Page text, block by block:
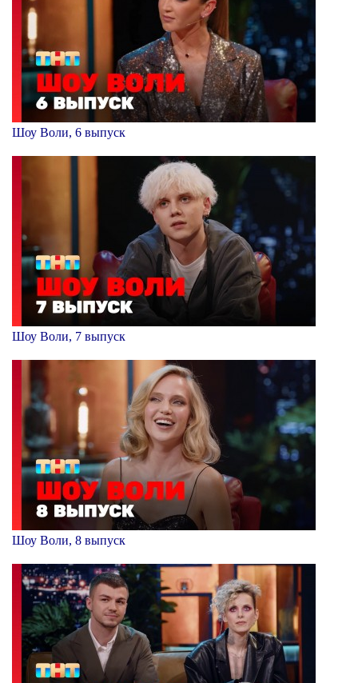
Шоу Воли, 6 выпуск
Шоу Воли, 7 выпуск
Шоу Воли, 8 выпуск